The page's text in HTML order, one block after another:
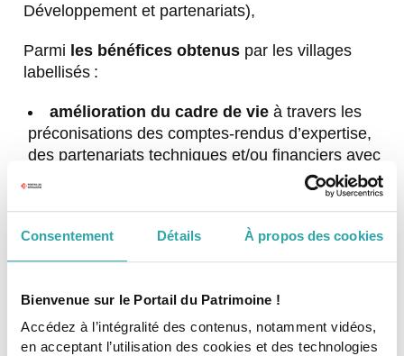
Consentement Détails À propos des cookies
Bienvenue sur le Portail du Patrimoine !
Accédez à l’intégralité des contenus, notamment vidéos,
en acceptant l’utilisation des cookies et des technologies
Développement et partenariats),
Parmi les bénéfices obtenus par les villages
labellisés :
amélioration du cadre de vieà travers les
préconisations des comptes-rendus d’expertise,
des partenariats techniques et/ou financiers avec
les collectivités et les échanges d’expériences
entre villages (séminaires thématiques, banque
acquisition d’une notoriété nationale et
internationale
(Flammarion Michelin), web et réseaux sociaux,
relations médias ;
accroissement et diversification de